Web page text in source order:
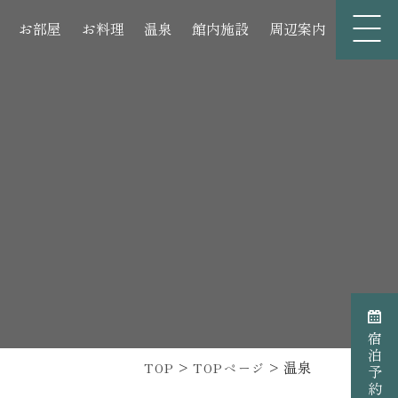
お部屋 お料理 温泉 館内施設 周辺案内
TOP TOPページ 温泉 宿泊予約